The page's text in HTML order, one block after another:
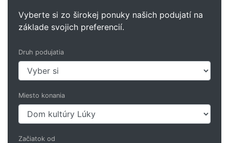
Vyberte si zo širokej ponuky našich podujatí na
základe svojich preferencií.
Druh podujatia
Miesto konania
Začiatok od